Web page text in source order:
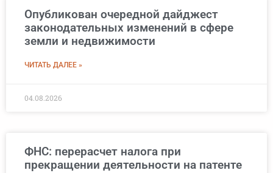
Опубликован очередной дайджест
законодательных изменений в сфере
земли и недвижимости
ЧИТАТЬ ДАЛЕЕ »
04.08.2026
ФНС: перерасчет налога при
прекращении деятельности на патенте